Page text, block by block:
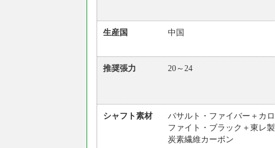
生産国 中国
推奨張力 20～24
シャフト素材
バサルト・ファイバー＋カロ
ファイト・ブラック＋東レ製
炭素繊維カーボン